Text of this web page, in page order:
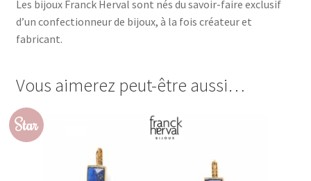
Les bijoux Franck Herval sont nés du savoir-faire exclusif
d’un confectionneur de bijoux, à la fois créateur et
fabricant.
Vous aimerez peut-être aussi…
Star